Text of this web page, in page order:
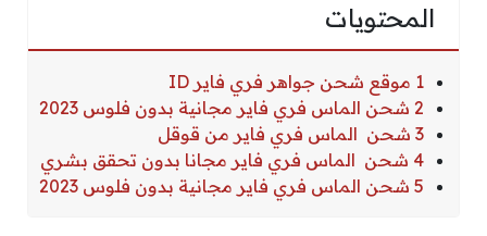
المحتويات
1 موقع شحن جواهر فري فاير ID
2 شحن الماس فري فاير مجانية بدون فلوس 2023
3 شحن الماس فري فاير من قوقل
4 شحن الماس فري فاير مجانا بدون تحقق بشري
5 شحن الماس فري فاير مجانية بدون فلوس 2023